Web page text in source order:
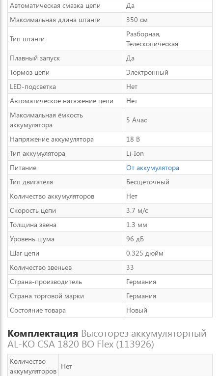
Автоматическая смазка цепи
Да
Максимальная длина штанги
350 см
Тип штанги
Разборная,
Телескопическая
Плавный запуск
Да
Тормоз цепи
Электронный
LED-подсветка
Нет
Автоматическое натяжение цепи
Нет
Максимальная ёмкость
аккумулятора
5 Ачас
Напряжение аккумулятора
18 В
Тип аккумулятора
Li-Ion
Питание
От аккумулятора
Тип двигателя
Бесщеточный
Количество аккумуляторов
Нет
Скорость цепи
3.7 м/с
Толщина звена
1.3 мм
Уровень шума
96 дБ
Шаг цепи
0.325 дюйм
Количество звеньев
33
Страна-производитель
Германия
Страна торговой марки
Германия
Состояние товара
Новый
Комплектация Высоторез аккумуляторный
AL-KO CSА 1820 BO Flex (113926)
Количество
аккумуляторов
Нет